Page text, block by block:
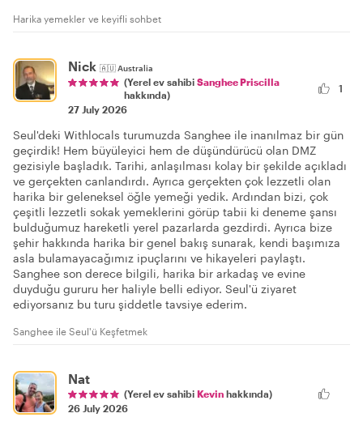
Harika yemekler ve keyifli sohbet
Nick 🇦🇺Australia
(Yerel ev sahibi Sanghee Priscilla
hakkında)
27 July 2026
1
Seul'deki Withlocals turumuzda Sanghee ile inanılmaz bir gün
geçirdik! Hem büyüleyici hem de düşündürücü olan DMZ
gezisiyle başladık. Tarihi, anlaşılması kolay bir şekilde açıkladı
ve gerçekten canlandırdı. Ayrıca gerçekten çok lezzetli olan
harika bir geleneksel öğle yemeği yedik. Ardından bizi, çok
çeşitli lezzetli sokak yemeklerini görüp tabii ki deneme şansı
bulduğumuz hareketli yerel pazarlarda gezdirdi. Ayrıca bize
şehir hakkında harika bir genel bakış sunarak, kendi başımıza
asla bulamayacağımız ipuçlarını ve hikayeleri paylaştı.
Sanghee son derece bilgili, harika bir arkadaş ve evine
duyduğu gururu her haliyle belli ediyor. Seul'ü ziyaret
ediyorsanız bu turu şiddetle tavsiye ederim.
Sanghee ile Seul'ü Keşfetmek
Nat
(Yerel ev sahibi Kevin hakkında)
26 July 2026